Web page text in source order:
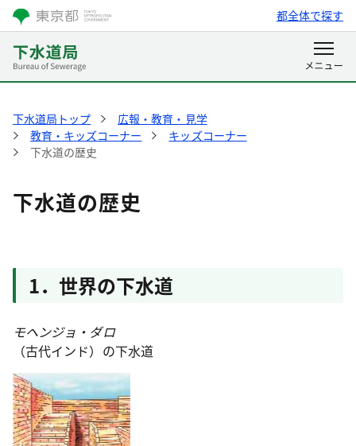
都全体で探す
下水道局トップ
広報・教育・見学
教育・キッズコーナー
キッズコーナー
下水道の歴史
下水道の歴史
1．世界の下水道
モヘンジョ・ダロ
（古代インド）の下水道